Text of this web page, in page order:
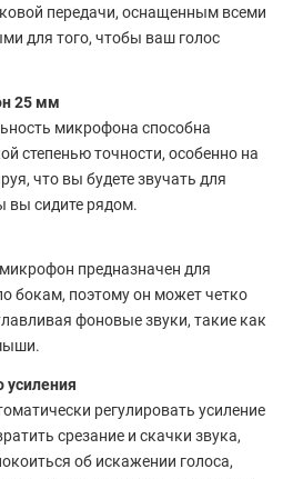
передачи, оснащенным всеми
для того, чтобы ваш голос
25 мм
микрофона способна
степенью точности, особенно на
что вы будете звучать для
вы сидите рядом.
предназначен для
бокам, поэтому он может четко
фоновые звуки, такие как
усиления
регулировать усиление
срезание и скачки звука,
об искажении голоса,